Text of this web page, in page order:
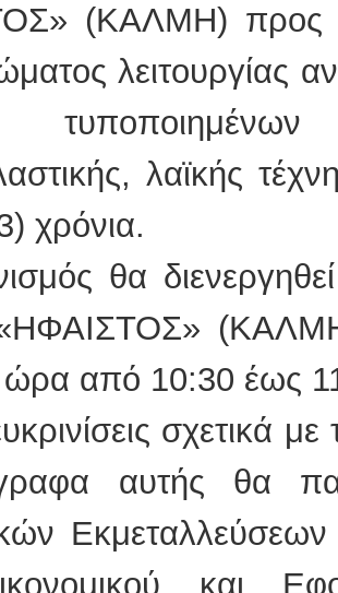
(ΚΑΛΜΗ) προς
λειτουργίας
λαϊκής
χρόνια.
θα
ώρα από 10:30 έως
σχετικά
αυτής θα
και